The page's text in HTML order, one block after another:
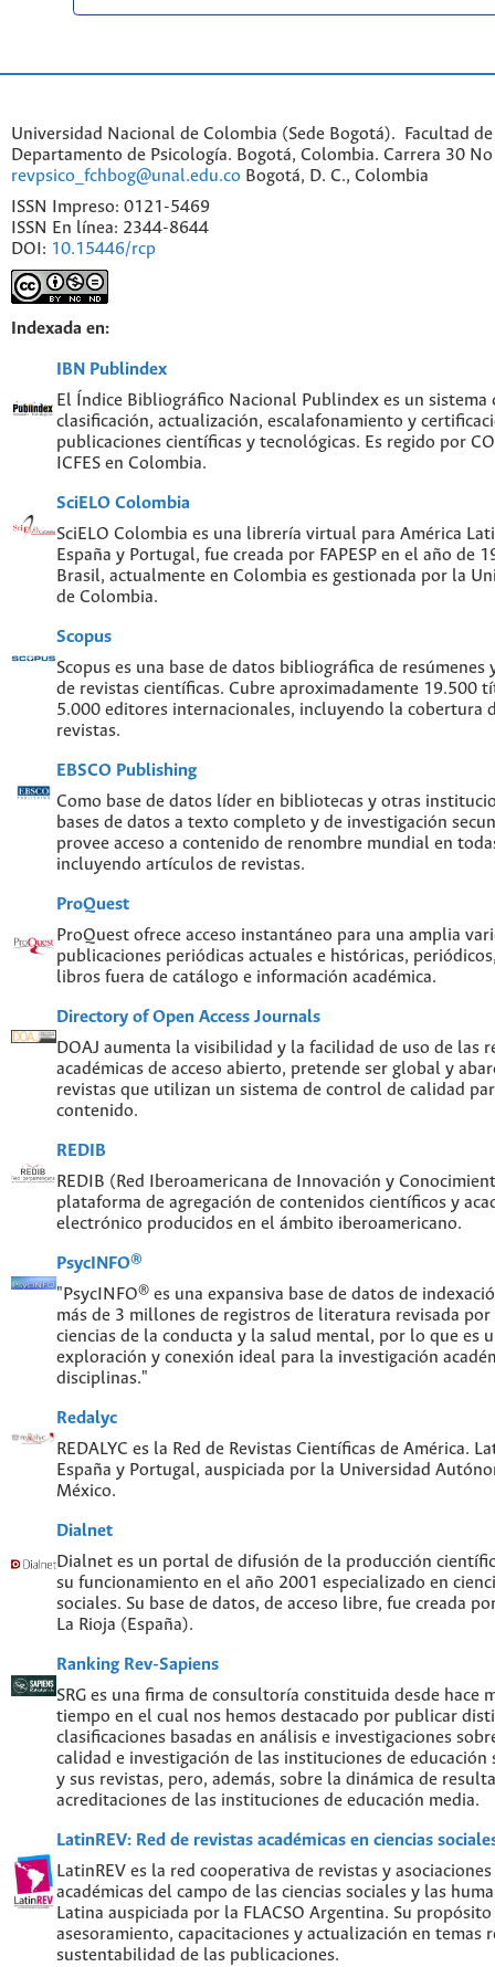
Universidad Nacional de Colombia (Sede Bogotá). Facultad de
Departamento de Psicología. Bogotá, Colombia. Carrera 30
revpsico_fchbog@unal.edu.co Bogotá, D. C., Colombia
ISSN Impreso: 0121-5469
ISSN En línea: 2344-8644
DOI: 10.15446/rcp
Indexada en:
IBN Publindex
El Índice Bibliográfico Nacional Publindex es un
clasificación, actualización, escalafonamiento y
publicaciones científicas y tecnológicas. Es regido por
ICFES en Colombia.
SciELO Colombia
SciELO Colombia es una librería virtual para América
España y Portugal, fue creada por FAPESP en el año de
Brasil, actualmente en Colombia es gestionada por la
de Colombia.
Scopus
Scopus es una base de datos bibliográfica de
de revistas científicas. Cubre aproximadamente 19.500
5.000 editores internacionales, incluyendo la cobertura
revistas.
EBSCO Publishing
Como base de datos líder en bibliotecas y otras
bases de datos a texto completo y de investigación
provee acceso a contenido de renombre mundial en
incluyendo artículos de revistas.
ProQuest
ProQuest ofrece acceso instantáneo para una amplia
publicaciones periódicas actuales e históricas,
libros fuera de catálogo e información académica.
Directory of Open Access Journals
DOAJ aumenta la visibilidad y la facilidad de uso de las
académicas de acceso abierto, pretende ser global y
revistas que utilizan un sistema de control de calidad
contenido.
REDIB
REDIB (Red Iberoamericana de Innovación y
plataforma de agregación de contenidos científicos y
electrónico producidos en el ámbito iberoamericano.
PsycINFO®
"PsycINFO® es una expansiva base de datos de
más de 3 millones de registros de literatura revisada por
ciencias de la conducta y la salud mental, por lo que es
exploración y conexión ideal para la investigación
disciplinas."
Redalyc
REDALYC es la Red de Revistas Científicas de América.
España y Portugal, auspiciada por la Universidad
México.
Dialnet
Dialnet es un portal de difusión de la producción
su funcionamiento en el año 2001 especializado en
sociales. Su base de datos, de acceso libre, fue creada
La Rioja (España).
Ranking Rev-Sapiens
SRG es una firma de consultoría constituida desde hace
tiempo en el cual nos hemos destacado por publicar
clasificaciones basadas en análisis e investigaciones
calidad e investigación de las instituciones de educación
y sus revistas, pero, además, sobre la dinámica de
acreditaciones de las instituciones de educación media.
LatinREV: Red de revistas académicas en ciencias
LatinREV es la red cooperativa de revistas y
académicas del campo de las ciencias sociales y las
Latina auspiciada por la FLACSO Argentina. Su
asesoramiento, capacitaciones y actualización en temas
sustentabilidad de las publicaciones.